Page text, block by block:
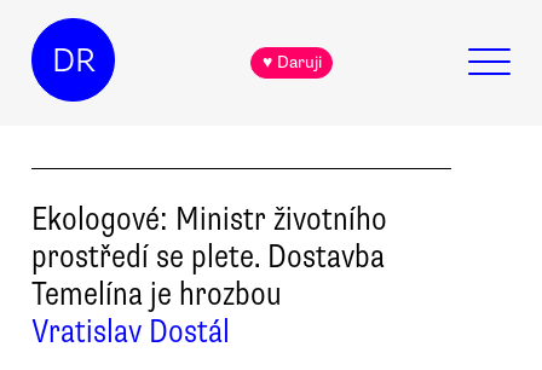
DR ♥ Daruji
Ekologové: Ministr životního
prostředí se plete. Dostavba
Temelína je hrozbou
Vratislav Dostál